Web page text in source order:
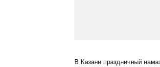
В Казани праздничный